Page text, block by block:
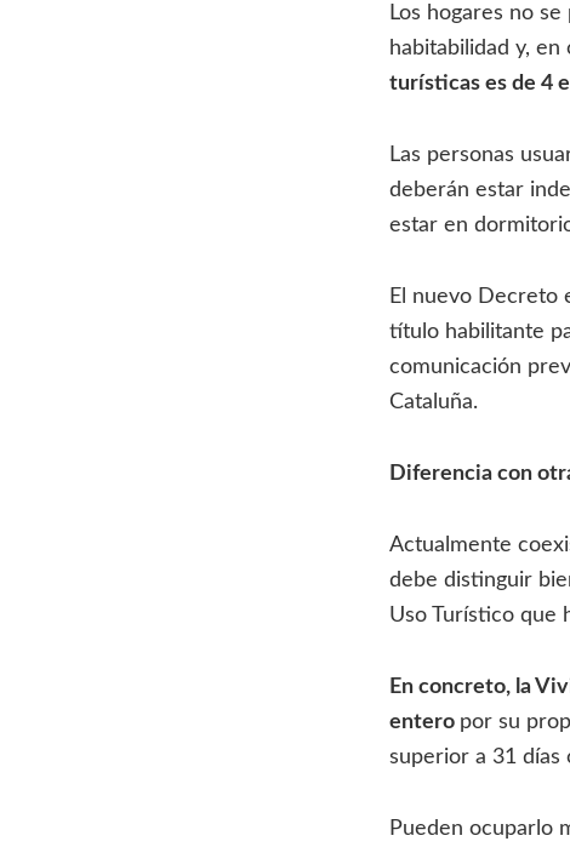
Los hogares no
habitabilidad y, en
turísticas es de 4
Las personas
deberán estar
estar en
El nuevo Decreto
título habilitante
comunicación
Cataluña.
Diferencia con
Actualmente
debe distinguir
Uso Turístico que
En concreto, la
entero por su
superior a 31 días
Pueden ocuparlo